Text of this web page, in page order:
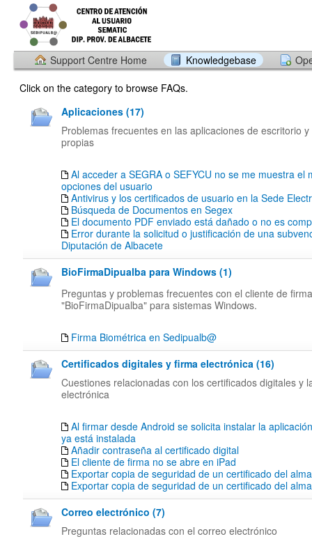
Support Centre Home Knowledgebase
Click on the category to browse FAQs.
Aplicaciones (17)
Problemas frecuentes en las aplicaciones de escritorio
propias
Al acceder a SEGRA o SEFYCU no se me muestra el
opciones del usuario
Antivirus y los certificados de usuario en la Sede
Búsqueda de Documentos en Segex
El documento PDF enviado está dañado o no es
Error durante la solicitud o justificación de una
Diputación de Albacete
BioFirmaDipualba para Windows (1)
Preguntas y problemas frecuentes con el cliente de firma
"BioFirmaDipualba" para sistemas Windows.
Firma Biométrica en Sedipualb@
Certificados digitales y firma electrónica (16)
Cuestiones relacionadas con los certificados digitales y
electrónica
Al firmar desde Android se solicita instalar la
ya está instalada
Añadir contraseña al certificado digital
El cliente de firma no se abre en iPad
Exportar copia de seguridad de un certificado del
Exportar copia de seguridad de un certificado del
Correo electrónico (7)
Preguntas relacionadas con el correo electrónico